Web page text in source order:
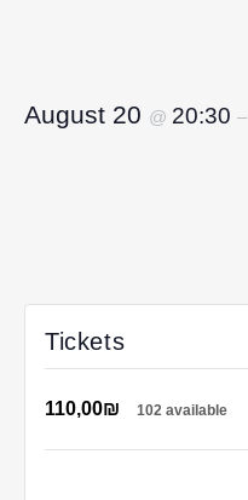
August 20 @ 20:30 –
Tickets
110,00₪ 102 available